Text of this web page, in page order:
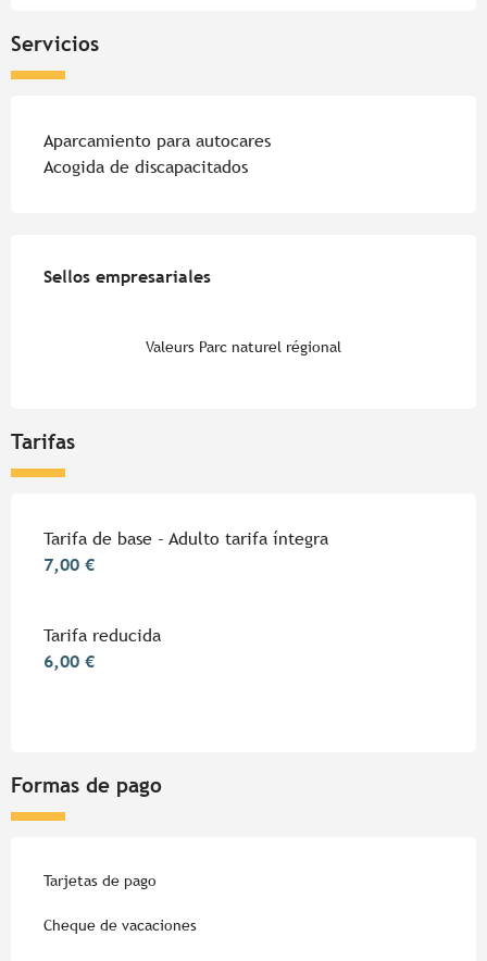
Servicios
Aparcamiento para autocares
Acogida de discapacitados
Sellos empresariales
Sellos empresariales
Valeurs Parc naturel régional
Tarifas
Tarifa de base - Adulto tarifa íntegra
7,00 €
Tarifa reducida
6,00 €
Formas de pago
Tarjetas de pago
Cheque de vacaciones